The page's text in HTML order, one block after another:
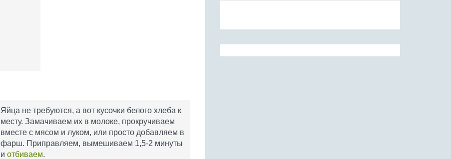
Яйца не требуются, а вот кусочки белого хлеба к
месту. Замачиваем их в молоке, прокручиваем
вместе с мясом и луком, или просто добавляем в
фарш. Приправляем, вымешиваем 1,5-2 минуты
и отбиваем.